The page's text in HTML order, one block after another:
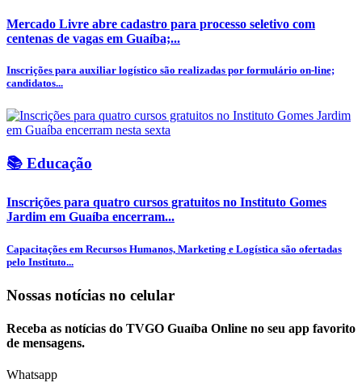
Mercado Livre abre cadastro para processo seletivo com
centenas de vagas em Guaíba;...
Inscrições para auxiliar logístico são realizadas por formulário on-line;
candidatos...
📚 Educação
Inscrições para quatro cursos gratuitos no Instituto Gomes
Jardim em Guaíba encerram...
Capacitações em Recursos Humanos, Marketing e Logística são ofertadas
pelo Instituto...
Nossas notícias no celular
Receba as notícias do TVGO Guaíba Online no seu app favorito
de mensagens.
Whatsapp